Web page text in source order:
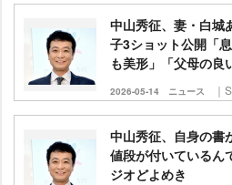
中山秀征、妻・白城
子3ショット公開「
も美形」「父母の良
2026-05-14 ニュース ｜
中山秀征、自身の書
値段が付いている
ジオどよめき